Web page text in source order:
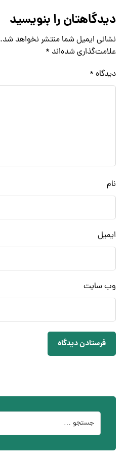
دیدگاهتان را بنویسید
نشانی ایمیل شما منتشر نخواهد شد.
علامت‌گذاری شده‌اند *
دیدگاه *
نام
ایمیل
وب‌ سایت
فرستادن دیدگاه